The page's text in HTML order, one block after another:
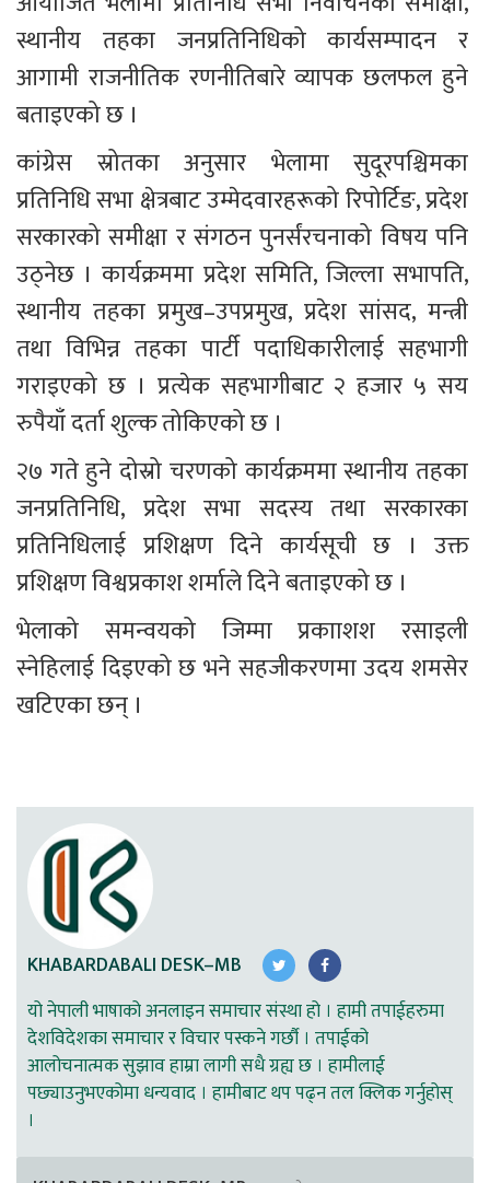
स्थानीय तहका जनप्रतिनिधिको कार्यसम्पादन र
आगामी राजनीतिक रणनीतिबारे व्यापक छलफल हुने
बताइएको छ ।
कांग्रेस स्रोतका अनुसार भेलामा सुदूरपश्चिमका
प्रतिनिधि सभा क्षेत्रबाट उम्मेदवारहरूको रिपोर्टिङ, प्रदेश
सरकारको समीक्षा र संगठन पुनर्संरचनाको विषय पनि
उठ्नेछ । कार्यक्रममा प्रदेश समिति, जिल्ला सभापति,
स्थानीय तहका प्रमुख–उपप्रमुख, प्रदेश सांसद, मन्त्री
तथा विभिन्न तहका पार्टी पदाधिकारीलाई सहभागी
गराइएको छ । प्रत्येक सहभागीबाट २ हजार ५ सय
रुपैयाँ दर्ता शुल्क तोकिएको छ ।
२७ गते हुने दोस्रो चरणको कार्यक्रममा स्थानीय तहका
जनप्रतिनिधि, प्रदेश सभा सदस्य तथा सरकारका
प्रतिनिधिलाई प्रशिक्षण दिने कार्यसूची छ । उक्त
प्रशिक्षण विश्वप्रकाश शर्माले दिने बताइएको छ ।
भेलाको समन्वयको जिम्मा प्रकााशश रसाइली
स्नेहिलाई दिइएको छ भने सहजीकरणमा उदय शमसेर
खटिएका छन् ।
KHABARDABALI DESK–MB
यो नेपाली भाषाको अनलाइन समाचार संस्था हो । हामी तपाईहरुमा
देशविदेशका समाचार र विचार पस्कने गर्छौ । तपाईको
आलोचनात्मक सुझाव हाम्रा लागी सधै ग्रह्य छ । हामीलाई
पछ्याउनुभएकोमा धन्यवाद । हामीबाट थप पढ्न तल क्लिक गर्नुहोस्
।